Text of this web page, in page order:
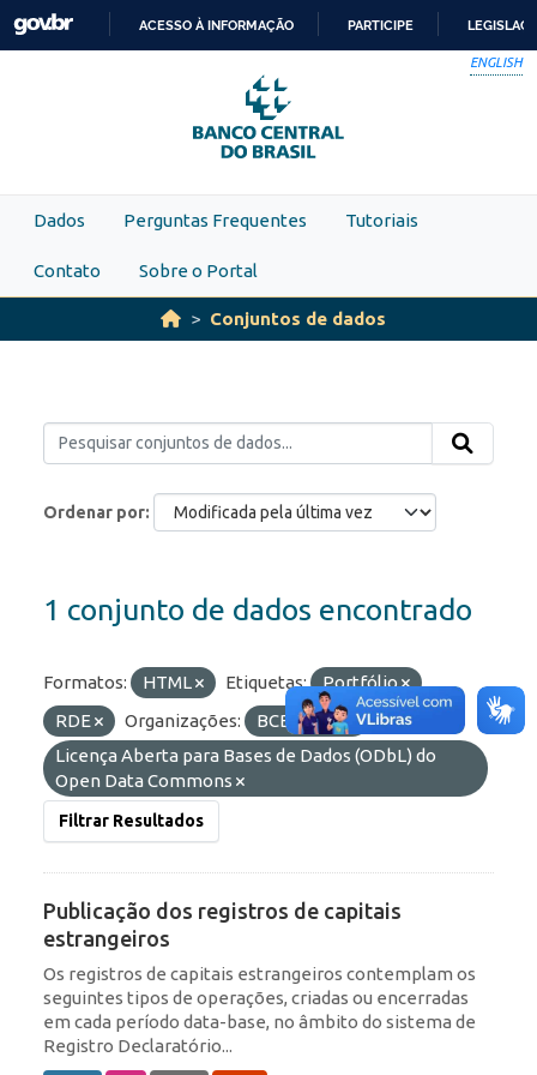
Skip to main content
PARA
O
CONTEÚDO
ACESSO À INFORMAÇÃO PARTICIPE
ENGLISH
Dados Perguntas Frequentes Tutoriais
Contato Sobre o Portal
Conjuntos de dados
Ordenar por
1 conjunto de dados encontrado
Formatos: HTML Etiquetas:
Portfólio
RDE
Organizações: BCB/Dstat
Licenças:
Licença Aberta para Bases de Dados (ODbL) do
Open Data Commons
Filtrar Resultados
Publicação dos registros de capitais
estrangeiros
Os registros de capitais estrangeiros contemplam os
seguintes tipos de operações, criadas ou encerradas
em cada período data-base, no âmbito do sistema de
Registro Declaratório...